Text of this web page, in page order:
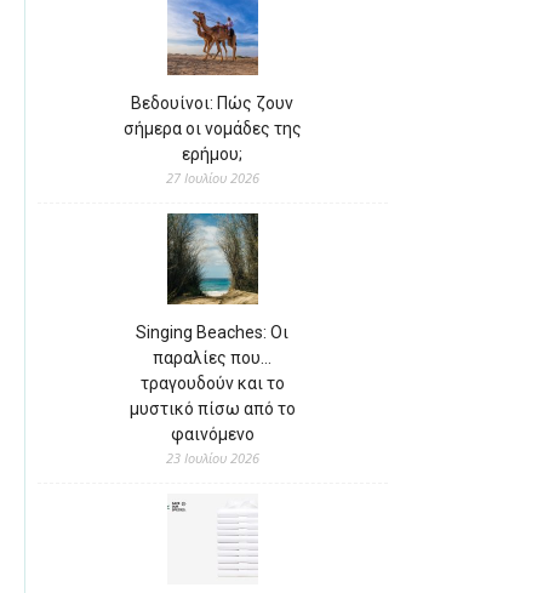
Βεδουίνοι: Πώς ζουν
σήμερα οι νομάδες της
ερήμου;
27 Ιουλίου 2026
Singing Beaches: Οι
παραλίες που…
τραγουδούν και το
μυστικό πίσω από το
φαινόμενο
23 Ιουλίου 2026